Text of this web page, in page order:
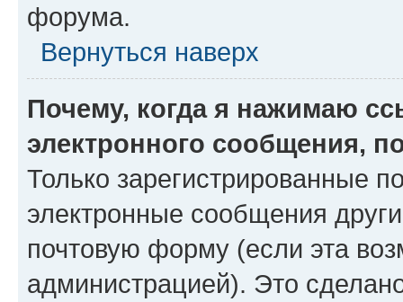
форума.
Вернуться наверх
Почему, когда я нажимаю
электронного сообщения,
Только зарегистрированные
электронные сообщения
почтовую форму (если эта
администрацией). Это